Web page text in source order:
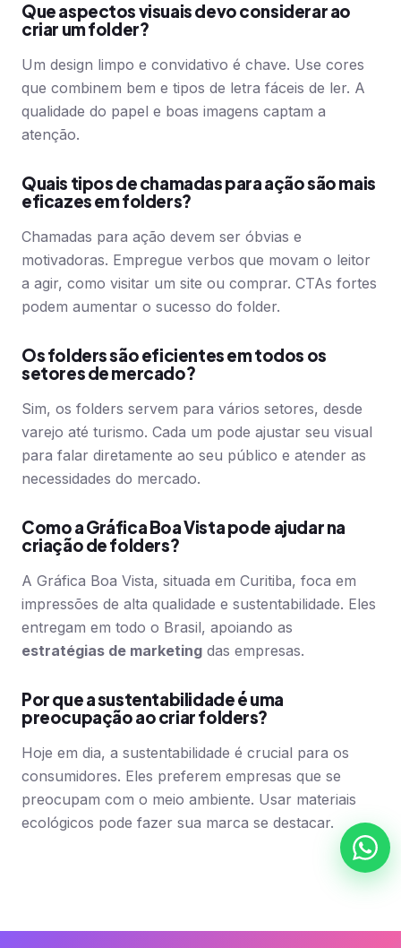
Que aspectos visuais devo considerar ao
criar um folder?
Um design limpo e convidativo é chave. Use cores
que combinem bem e tipos de letra fáceis de ler. A
qualidade do papel e boas imagens captam a
atenção.
Quais tipos de chamadas para ação são mais
eficazes em folders?
Chamadas para ação devem ser óbvias e
motivadoras. Empregue verbos que movam o leitor
a agir, como visitar um site ou comprar. CTAs fortes
podem aumentar o sucesso do folder.
Os folders são eficientes em todos os
setores de mercado?
Sim, os folders servem para vários setores, desde
varejo até turismo. Cada um pode ajustar seu visual
para falar diretamente ao seu público e atender as
necessidades do mercado.
Como a Gráfica Boa Vista pode ajudar na
criação de folders?
A Gráfica Boa Vista, situada em Curitiba, foca em
impressões de alta qualidade e sustentabilidade. Eles
entregam em todo o Brasil, apoiando as
estratégias de marketing das empresas.
Por que a sustentabilidade é uma
preocupação ao criar folders?
Hoje em dia, a sustentabilidade é crucial para os
consumidores. Eles preferem empresas que se
preocupam com o meio ambiente. Usar materiais
ecológicos pode fazer sua marca se destacar.